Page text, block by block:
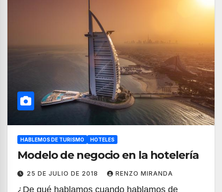
HABLEMOS DE TURISMO HOTELES
Modelo de negocio en la hotelería
25 DE JULIO DE 2018 RENZO MIRANDA
¿De qué hablamos cuando hablamos de